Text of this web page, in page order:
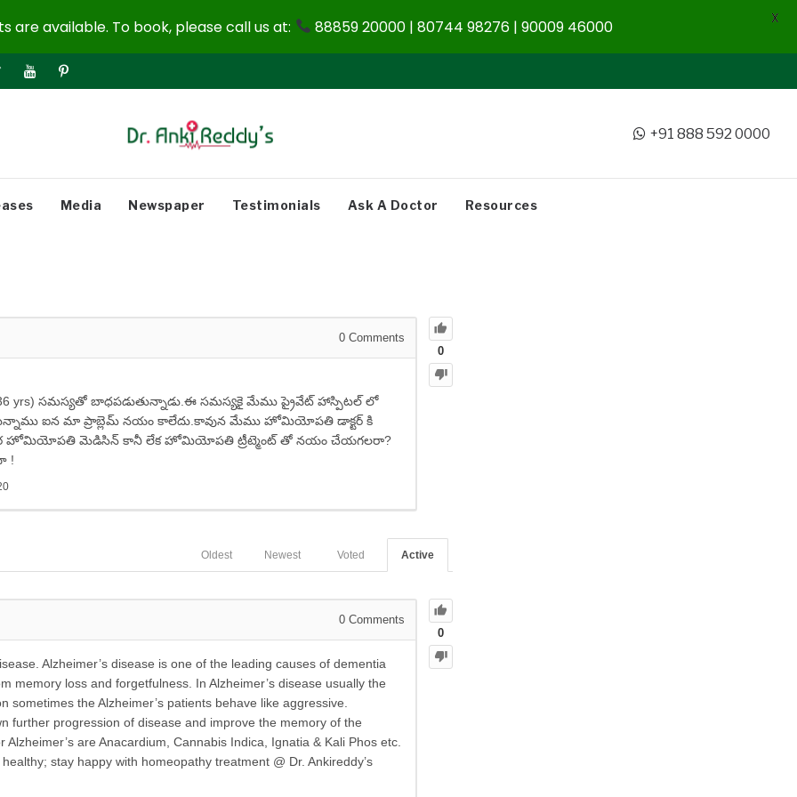
+91 888 592 0000
Media Newspaper Testimonials Ask A Doctor Resources
0
0 Comments
yrs) సమస్యతో బాధపడుతున్నాడు.ఈ సమస్యకై మేము ప్రైవేట్ హాస్పిటల్ లో
ఐన మా ప్రాబ్లెమ్ నయం కాలేదు.కావున మేము హోమియోపతి డాక్టర్ కి
హోమియోపతి మెడిసిన్ కానీ లేక హోమియోపతి ట్రీట్మెంట్ తో నయం చేయగలరా?
!
Active
Voted
Newest
Oldest
0
0 Comments
Alzheimer’s disease is one of the leading causes of dementia
memory loss and forgetfulness. In Alzheimer’s disease usually the
sometimes the Alzheimer’s patients behave like aggressive.
further progression of disease and improve the memory of the
are Anacardium, Cannabis Indica, Ignatia & Kali Phos etc.
stay happy with homeopathy treatment @ Dr. Ankireddy’s
are available. To book, please call us at: 88859 20000 | 80744 98276 | 90009 46000 X